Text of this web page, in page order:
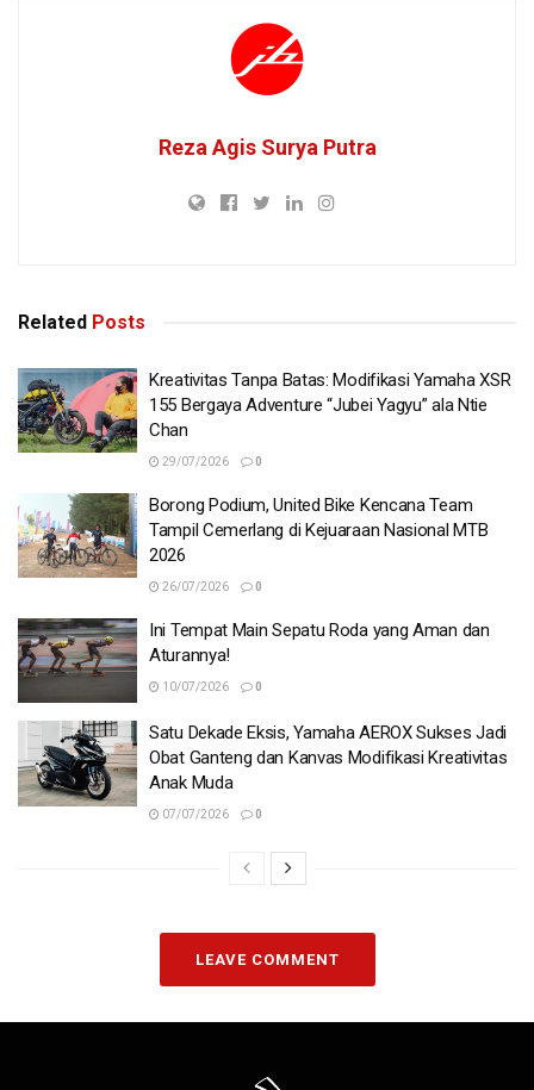
Reza Agis Surya Putra
Related Posts
Kreativitas Tanpa Batas: Modifikasi Yamaha XSR
155 Bergaya Adventure “Jubei Yagyu” ala Ntie
Chan
29/07/2026 0
Borong Podium, United Bike Kencana Team
Tampil Cemerlang di Kejuaraan Nasional MTB
2026
26/07/2026 0
Ini Tempat Main Sepatu Roda yang Aman dan
Aturannya!
10/07/2026 0
Satu Dekade Eksis, Yamaha AEROX Sukses Jadi
Obat Ganteng dan Kanvas Modifikasi Kreativitas
Anak Muda
07/07/2026 0
LEAVE COMMENT